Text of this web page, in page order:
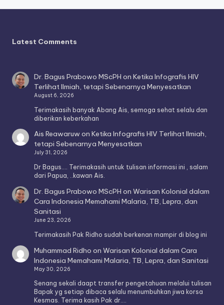
Latest Comments
Dr. Bagus Prabowo MScPH onKetika Infografis HIV
Terlihat Ilmiah, tetapi Sebenarnya Menyesatkan
August 6, 2026
Terimakasih banyak Abang Ais, semoga sehat selalu dan
diberikan keberkahan
Ais ReawaruwonKetika Infografis HIV Terlihat Ilmiah,
tetapi Sebenarnya Menyesatkan
July 31, 2026
Dr Bagus.... Terimakasih untuk tulisan informasi ini , salam
dari Papua, ..kawan Ais.
Dr. Bagus Prabowo MScPH onWarisan Kolonial dalam
Cara Indonesia Memahami Malaria, TB, Lepra, dan
Sanitasi
June 23, 2026
Terimakasih Pak Ridho sudah berkenan mampir di blog ini
Muhammad Ridho onWarisan Kolonial dalam Cara
Indonesia Memahami Malaria, TB, Lepra, dan Sanitasi
May 30, 2026
Senang sekali daapt transfer pengetahuan melalui tulisan
Bapak yg setiap dibaca selalu menumbuhkan jiwa korsa
Kesmas. Terima kasih Pak dr.…